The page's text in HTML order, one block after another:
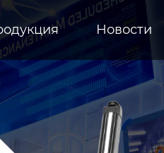
Новости